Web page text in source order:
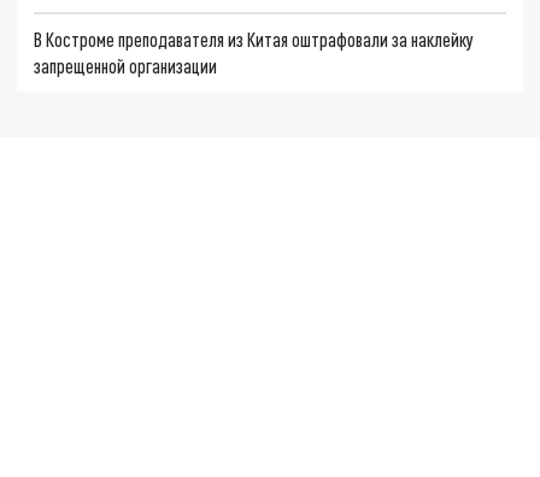
В Костроме преподавателя из Китая оштрафовали за наклейку
запрещенной организации